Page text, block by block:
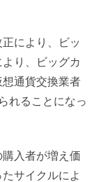
により、ビッ
り、ビッグカ
想通貨交換業者
れることになっ
入者が増え価
サイクルによ